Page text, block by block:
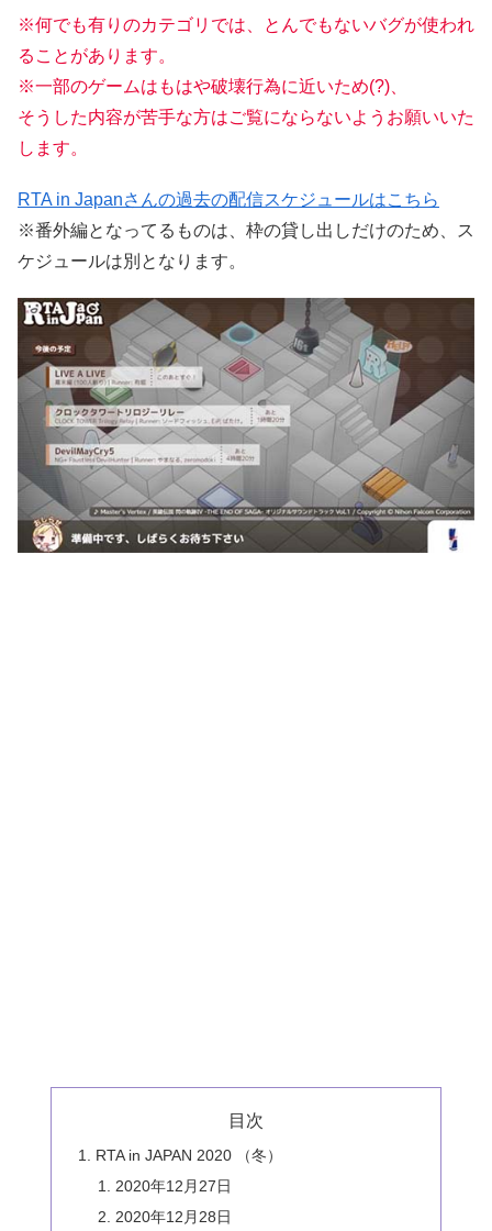
※何でも有りのカテゴリでは、とんでもないバグが使われ
ることがあります。
※一部のゲームはもはや破壊行為に近いため(?)、
そうした内容が苦手な方はご覧にならないようお願いいた
します。
RTA in Japanさんの過去の配信スケジュールはこちら
※番外編となってるものは、枠の貸し出しだけのため、ス
ケジュールは別となります。
目次
RTA in JAPAN 2020 （冬）
2020年12月27日
2020年12月28日